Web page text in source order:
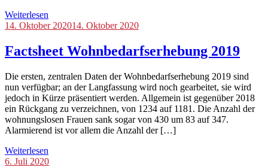
Weiterlesen
Blog,
der
Wohnungsnot
14. Oktober 202014. Oktober 2020
Factsheet Wohnbedarfserhebung 2019
Die ersten, zentralen Daten der Wohnbedarfserhebung 2019 sind
nun verfügbar; an der Langfassung wird noch gearbeitet, sie wird
jedoch in Kürze präsentiert werden. Allgemein ist gegenüber 2018
ein Rückgang zu verzeichnen, von 1234 auf 1181. Die Anzahl der
wohnungslosen Frauen sank sogar von 430 um 83 auf 347.
Alarmierend ist vor allem die Anzahl der […]
Weiterlesen
Blog,
6. Juli 2020